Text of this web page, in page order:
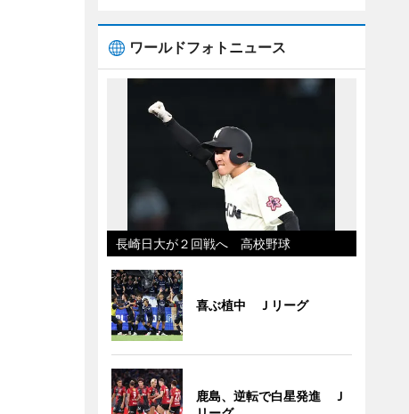
ワールドフォトニュース
長崎日大が２回戦へ 高校野球
喜ぶ植中 Ｊリーグ
鹿島、逆転で白星発進 Ｊ